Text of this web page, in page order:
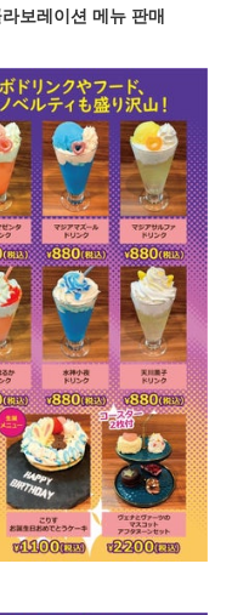
보레이션 메뉴 판매